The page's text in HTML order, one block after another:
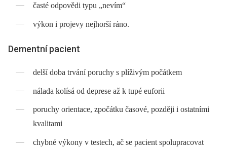
časté odpovědi typu „nevím“
výkon i projevy nejhorší ráno.
Dementní pacient
delší doba trvání poruchy s plíživým počátkem
nálada kolísá od deprese až k tupé euforii
poruchy orientace, zpočátku časové, později i ostatními
kvalitami
chybné výkony v testech, ač se pacient spolupracovat